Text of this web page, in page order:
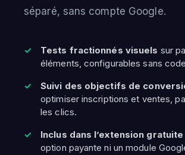
séparé, sans compte Google.
Tests fractionnés visuels sur
éléments, configurables sans
Suivi des objectifs de
optimiser inscriptions et ventes,
les clics.
Inclus dans l’extension gratuite
option payante ni un module